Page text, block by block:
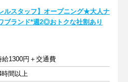
ルスタッフ】オープニング★大人ナ
ブランド*週2◎おトクな社割あり
給1300円＋交通費
間以上